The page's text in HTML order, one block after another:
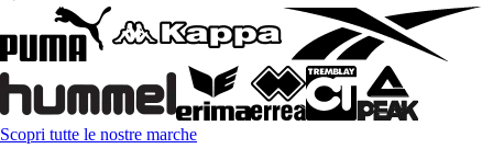
Scopri tutte le nostre marche